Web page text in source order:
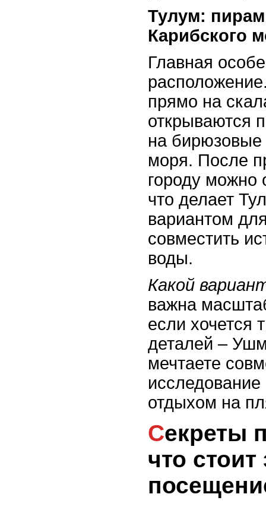
Тулум:
Карибского
Главная
прямо на
открываются
на бирюзовые
моря. После
городу можно
что делает
вариантом
совместить
воды.
Какой
важна
если хочется
деталей –
мечтаете
отдыхом на
Секреты пирамид майя:
что